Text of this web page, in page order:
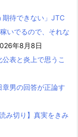
期待できない」JTC
いでるので、それな
年8月8日
表と炎上で思うこ
章男の回答が正論す
み切り】真実をきみ